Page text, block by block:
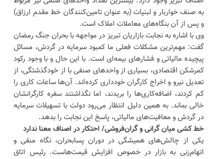
به صنف خواربار و لبنیات (به عنوان تامین‌کنندگان خط مقدم ارزاق)
و پس از آن بنگاه‌های معاملات املاک است.
وی با اشاره به نجابت بازاریان تبریز در مواجهه با بحران جنگ رمضان
گفت: مهم‌ترین مشکلات فعلی ما کمبود سرمایه در گردش، مسائل
پیچیده مالیاتی و فشارهای بیمه‌ای است. با این حال و با وجود رکود
کمرشکن اقتصادی، بسیاری از واحدهای صنفی با از خودگذشتگی، از
تعدیل نیرو و اخراج کارگران خودداری کرده‌اند. آن‌ها ساعات کاری را
کم کردند، اضافه‌کاری‌ها را بریدند، اما نگذاشتند سفره کارگرانشان
خالی بماند. به همین دلیل انتظار می‌رود دولت با تسهیلات سرمایه
در گردش و معافیت‌های مالیاتی، پاسخ این نجابت را بدهد.
خط کشی میان گرانی و گران‌فروشی/ احتکار در اصناف معنا ندارد
یکی از چالش‌های همیشگی در دوران پسابحران، نگاه منفی و
اتهام‌زنی به بازار در خصوص افزایش قیمت‌هاست. رئیس اتاق